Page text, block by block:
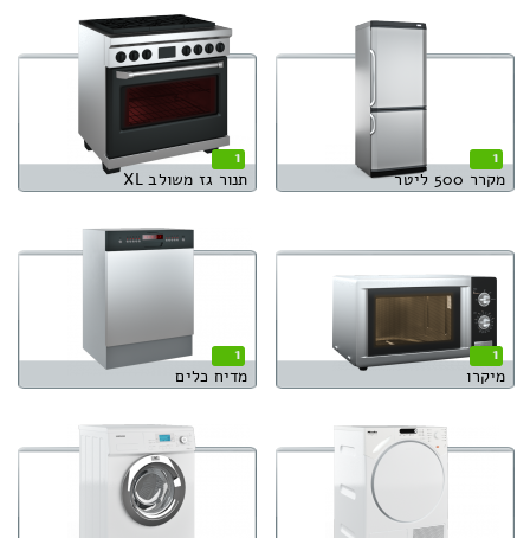
1
מקרר 500 ליטר
1
תנור גז משולב XL
1
מיקרו
1
מדיח כלים